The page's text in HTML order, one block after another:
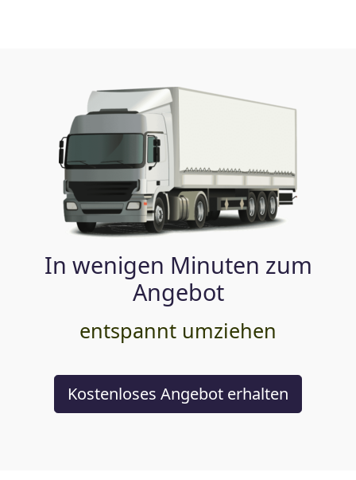
In wenigen Minuten zum
Angebot
entspannt umziehen
Kostenloses Angebot erhalten